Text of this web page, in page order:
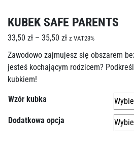
KUBEK SAFE PARENTS
33,50 zł – 35,50 zł z VAT23%
Zawodowo zajmujesz się obszarem
jesteś kochającym rodzicem?
kubkiem!
Wzór kubka
Dodatkowa opcja